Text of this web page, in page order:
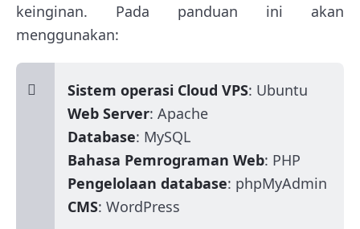
keinginan. Pada panduan ini akan
menggunakan:
Sistem operasi Cloud VPS: Ubuntu
Web Server: Apache
Database: MySQL
Bahasa Pemrograman Web: PHP
Pengelolaan database: phpMyAdmin
CMS: WordPress